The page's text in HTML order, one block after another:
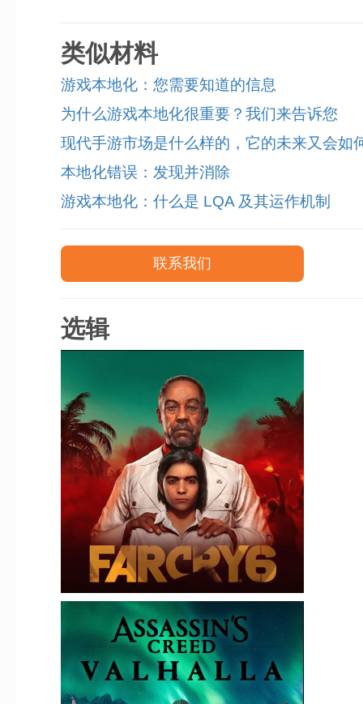
类似材料
游戏本地化：您需要知道的信息
为什么游戏本地化很重要？我们来告诉您
现代手游市场是什么样的，它的未来又会如
本地化错误：发现并消除
游戏本地化：什么是 LQA 及其运作机制
联系我们
选辑